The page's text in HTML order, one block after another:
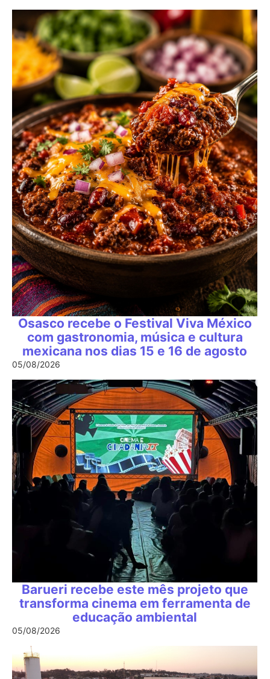
Osasco recebe o Festival Viva México
com gastronomia, música e cultura
mexicana nos dias 15 e 16 de agosto
05/08/2026
Barueri recebe este mês projeto que
transforma cinema em ferramenta de
educação ambiental
05/08/2026